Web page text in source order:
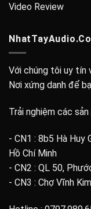
Video Review
Với chúng tôi uy tín
Nơi xứng danh để
Trải nghiệm các
- CN1 : 8b5 Hà Huy
Hồ Chí Minh
- CN2 : QL 50,
- CN3 : Chợ Vĩnh